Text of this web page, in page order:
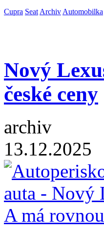
Cupra SeatArchivAutomobilka
Nový
české ceny
archiv
13.12.2025